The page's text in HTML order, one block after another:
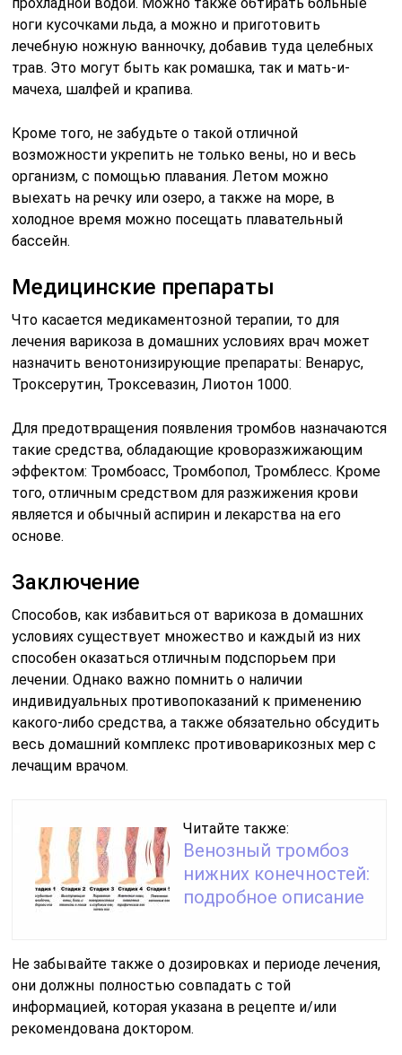
ноги кусочками льда, а можно и приготовить
лечебную ножную ванночку, добавив туда целебных
трав. Это могут быть как ромашка, так и мать-и-
мачеха, шалфей и крапива.
Кроме того, не забудьте о такой отличной
возможности укрепить не только вены, но и весь
организм, с помощью плавания. Летом можно
выехать на речку или озеро, а также на море, в
холодное время можно посещать плавательный
бассейн.
Медицинские препараты
Что касается медикаментозной терапии, то для
лечения варикоза в домашних условиях врач может
назначить венотонизирующие препараты: Венарус,
Троксерутин, Троксевазин, Лиотон 1000.
Для предотвращения появления тромбов назначаются
такие средства, обладающие кроворазжижающим
эффектом: Тромбоасс, Тромбопол, Тромблесс. Кроме
того, отличным средством для разжижения крови
является и обычный аспирин и лекарства на его
основе.
Заключение
Способов, как избавиться от варикоза в домашних
условиях существует множество и каждый из них
способен оказаться отличным подспорьем при
лечении. Однако важно помнить о наличии
индивидуальных противопоказаний к применению
какого-либо средства, а также обязательно обсудить
весь домашний комплекс противоварикозных мер с
лечащим врачом.
Читайте также:
Венозный тромбоз
нижних конечностей:
подробное описание
Не забывайте также о дозировках и периоде лечения,
они должны полностью совпадать с той
информацией, которая указана в рецепте и/или
рекомендована доктором.